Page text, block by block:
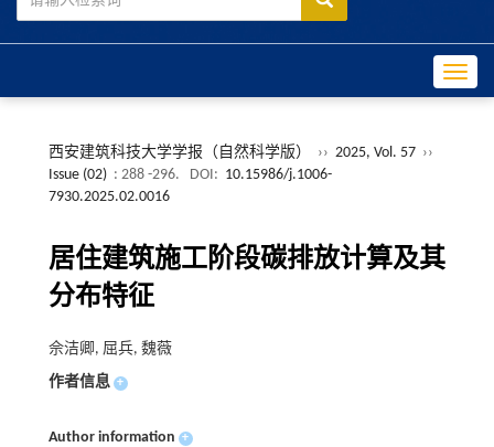
西安建筑科技大学学报（自然科学版） ›› 2025, Vol. 57 ››
Issue (02) : 288 -296. DOI: 10.15986/j.1006-
7930.2025.02.0016
居住建筑施工阶段碳排放计算及其
分布特征
佘洁卿, 屈兵, 魏薇
作者信息 +
Author information +